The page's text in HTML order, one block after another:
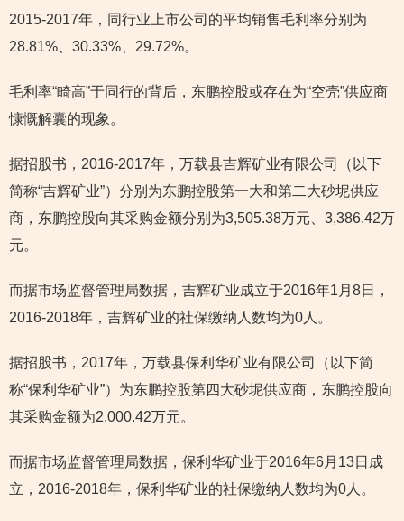
2015-2017年，同行业上市公司的平均销售毛利率分别为
28.81%、30.33%、29.72%。
毛利率“畸高”于同行的背后，东鹏控股或存在为“空壳”供应商
慷慨解囊的现象。
据招股书，2016-2017年，万载县吉辉矿业有限公司（以下
简称“吉辉矿业”）分别为东鹏控股第一大和第二大砂坭供应
商，东鹏控股向其采购金额分别为3,505.38万元、3,386.42万
元。
而据市场监督管理局数据，吉辉矿业成立于2016年1月8日，
2016-2018年，吉辉矿业的社保缴纳人数均为0人。
据招股书，2017年，万载县保利华矿业有限公司（以下简
称“保利华矿业”）为东鹏控股第四大砂坭供应商，东鹏控股向
其采购金额为2,000.42万元。
而据市场监督管理局数据，保利华矿业于2016年6月13日成
立，2016-2018年，保利华矿业的社保缴纳人数均为0人。